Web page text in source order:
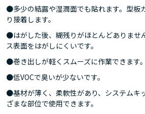
●多少の結露や湿潤面でも貼れます。型板
り接着します。
●はがした後、糊残りがほとんどありませ
ス表面をはがしにくいです。
●巻き出しが軽くスムーズに作業できます。
●低VOCで臭いが少ないです。
●基材が薄く、柔軟性があり、システムキ
ざまな部位で使用できます。